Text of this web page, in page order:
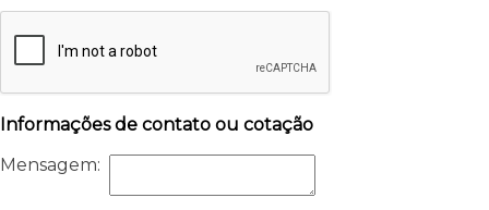
Informações de contato ou cotação
Mensagem: